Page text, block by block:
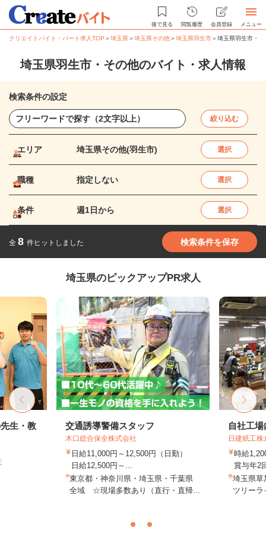
後で見る 閲覧履歴 会員登録 メニュー
クリエイトバイト・パート求人TOP ＞埼玉県＞埼玉県その他＞埼玉県羽生市＞埼玉県羽生市・
埼玉県羽生市・その他のバイト・求人情報
検索条件の設定
絞り込む
エリア 埼玉県その他(羽生市) 選択
職種 指定しない 選択
条件 週1日から 選択
全 8 件ヒットしました 検索条件を保存
埼玉県のピックアップPR求人
生・教 交通誘導警備スタッフ
木口総合保全株式会社
日給11,000円～12,500円（日勤）
日給12,500円～...
東京都・神奈川県・埼玉県・千葉県
全域 ☆現場多数あり（直行・直帰...
自社工
日建紙工株
時給
賞与年2
埼玉県草
ツリー